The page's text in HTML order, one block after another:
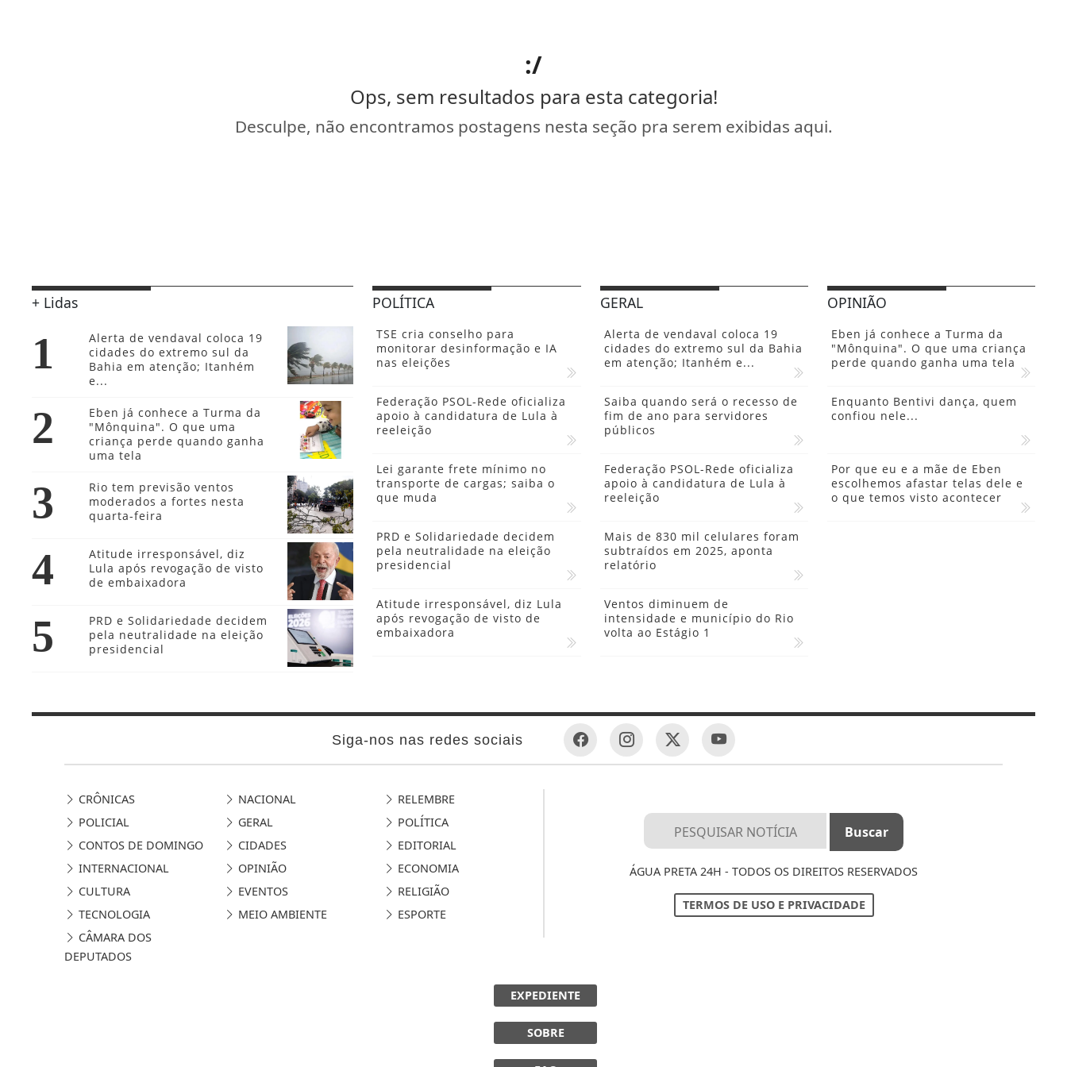
:/
Ops, sem resultados para esta categoria!
Desculpe, não encontramos postagens nesta seção pra serem exibidas aqui.
+ Lidas
1
Alerta de vendaval coloca 19
cidades do extremo sul da
Bahia em atenção; Itanhém
e...
2
Eben já conhece a Turma da
"Mônquina". O que uma
criança perde quando ganha
uma tela
3
Rio tem previsão ventos
moderados a fortes nesta
quarta-feira
4
Atitude irresponsável, diz
Lula após revogação de visto
de embaixadora
5
PRD e Solidariedade decidem
pela neutralidade na eleição
presidencial
POLÍTICA
TSE cria conselho para
monitorar desinformação e IA
nas eleições
Federação PSOL-Rede oficializa
apoio à candidatura de Lula à
reeleição
Lei garante frete mínimo no
transporte de cargas; saiba o
que muda
PRD e Solidariedade decidem
pela neutralidade na eleição
presidencial
Atitude irresponsável, diz Lula
após revogação de visto de
embaixadora
GERAL
Alerta de vendaval coloca 19
cidades do extremo sul da Bahia
em atenção; Itanhém e...
Saiba quando será o recesso de
fim de ano para servidores
públicos
Federação PSOL-Rede oficializa
apoio à candidatura de Lula à
reeleição
Mais de 830 mil celulares foram
subtraídos em 2025, aponta
relatório
Ventos diminuem de
intensidade e município do Rio
volta ao Estágio 1
OPINIÃO
Eben já conhece a Turma da
"Mônquina". O que uma criança
perde quando ganha uma tela
Enquanto Bentivi dança, quem
confiou nele...
Por que eu e a mãe de Eben
escolhemos afastar telas dele e
o que temos visto acontecer
Siga-nos nas redes sociais
CRÔNICAS NACIONAL
RELEMBRE
POLICIAL
GERAL
POLÍTICA
CONTOS DE DOMINGO
CIDADES
EDITORIAL
INTERNACIONAL
OPINIÃO
ECONOMIA
CULTURA
EVENTOS
RELIGIÃO
TECNOLOGIA
MEIO AMBIENTE
ESPORTE
CÂMARA DOS
DEPUTADOS
ÁGUA PRETA 24H - TODOS OS DIREITOS RESERVADOS
TERMOS DE USO E PRIVACIDADE
EXPEDIENTE
SOBRE